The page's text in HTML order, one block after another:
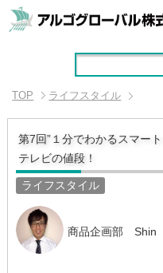
TOP ライフスタイル
第7回”１分でわかるスマー
テレビの値段！
ライフスタイル
商品企画部 Shin